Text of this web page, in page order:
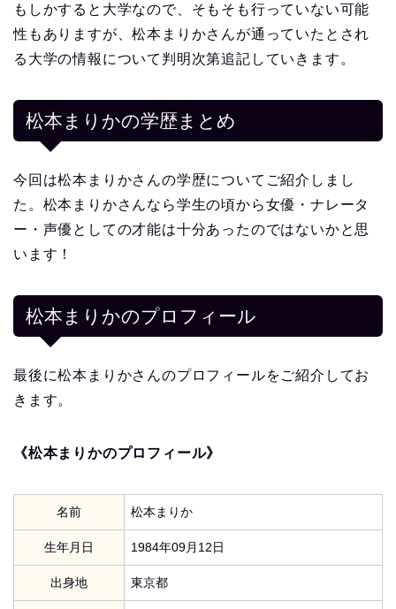
もしかすると大学なので、そもそも行っていない可能
性もありますが、松本まりかさんが通っていたとされ
る大学の情報について判明次第追記していきます。
松本まりかの学歴まとめ
今回は松本まりかさんの学歴についてご紹介しまし
た。松本まりかさんなら学生の頃から女優・ナレータ
ー・声優としての才能は十分あったのではないかと思
います！
松本まりかのプロフィール
最後に松本まりかさんのプロフィールをご紹介してお
きます。
《松本まりかのプロフィール》
名前 松本まりか
生年月日 1984年09月12日
出身地 東京都